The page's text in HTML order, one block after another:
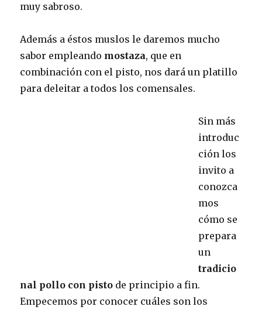
muy sabroso.
Además a éstos muslos le daremos mucho
sabor empleando mostaza, que en
combinación con el pisto, nos dará un platillo
para deleitar a todos los comensales.
Sin más
introduc
ción los
invito a
conozca
mos
cómo se
prepara
un
tradicio
nal pollo con pisto de principio a fin.
Empecemos por conocer cuáles son los